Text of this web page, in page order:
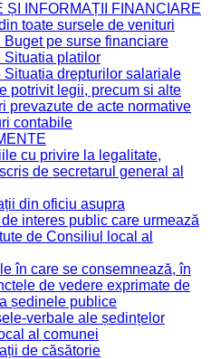
ȘI INFORMAȚII FINANCIARE
toate sursele de venituri
Buget pe surse financiare
Situatia platilor
Situatia drepturilor salariale
potrivit legii, precum si alte
prevazute de acte normative
contabile
cu privire la legalitate,
de secretarul general al
din oficiu asupra
interes public care urmează
de Consiliul local al
în care se consemnează, în
de vedere exprimate de
ședinele publice
verbale ale ședințelor
al comunei
de căsătorie